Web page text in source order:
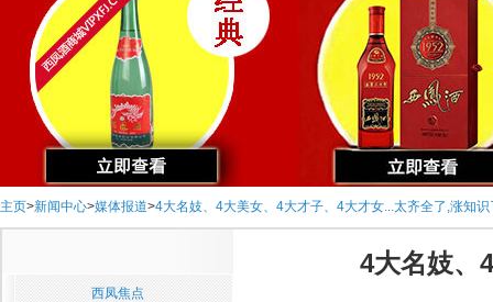
主页>新闻中心>媒体报道>4大名妓、4大美女、4大才子、4大才女...太齐全了,涨知识
西凤焦点
4大名妓、